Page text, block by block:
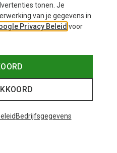
tonen. Je
van je gegevens in
Privacy Beleid voor
Bedrijfsgegevens